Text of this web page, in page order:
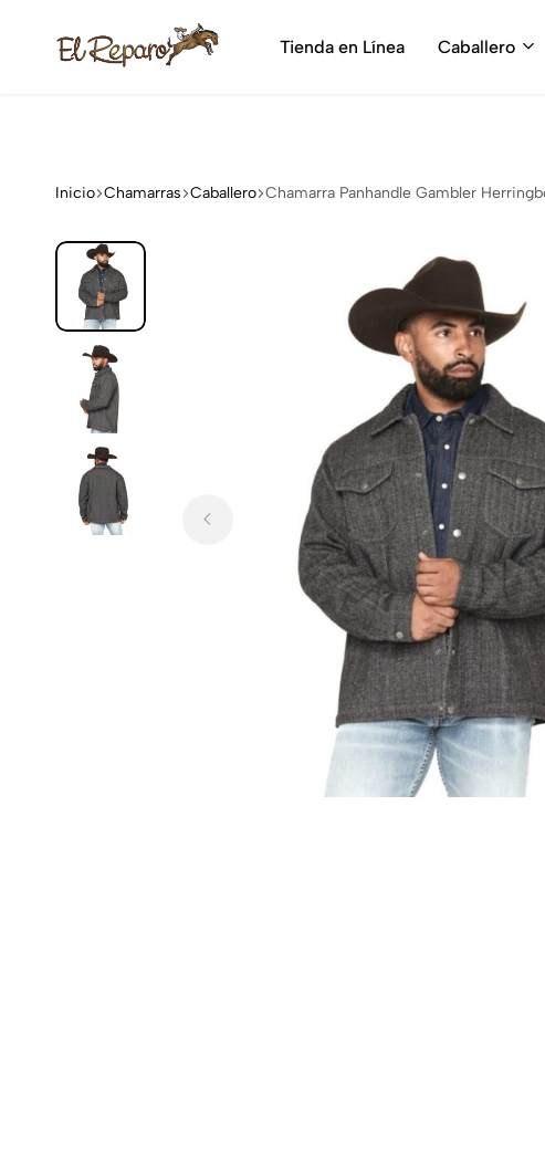
de
Tienda en Línea Caballero
Inicio Chamarras Caballero Chamarra Panhandle Gambler